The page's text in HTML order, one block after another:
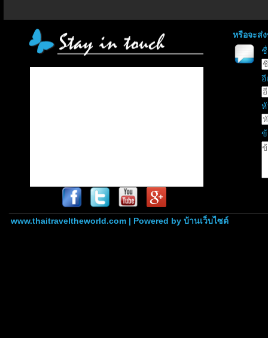
หรือจะส่
อี
หั
www.thaitraveltheworld.com | Powered by บ้านเว็บไซต์